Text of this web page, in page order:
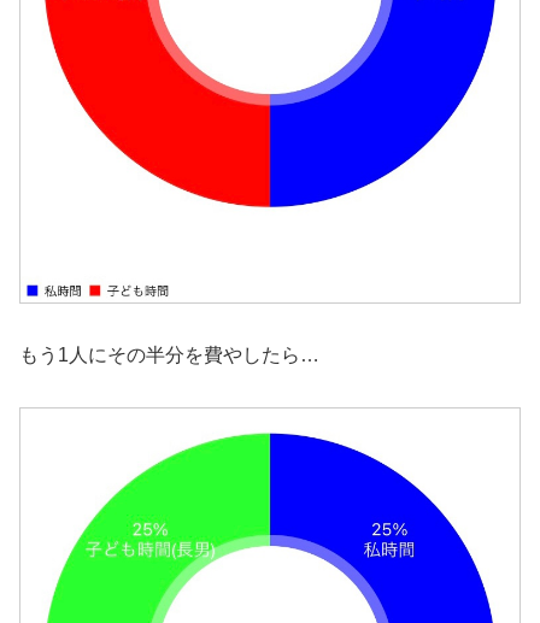
もう1人にその半分を費やしたら…